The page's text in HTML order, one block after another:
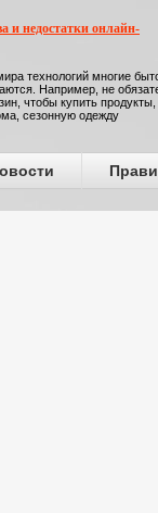
и недостатки онлайн-
технологий многие
Например, не
чтобы купить продукты,
сезонную одежду